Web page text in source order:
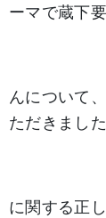
ーマで蔵下
んについて
ただきまし
に関する正